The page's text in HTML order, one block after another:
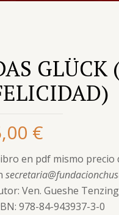
GLÜCK
€
en pdf mismo precio
Ven. Gueshe
978-84-943937-3-0